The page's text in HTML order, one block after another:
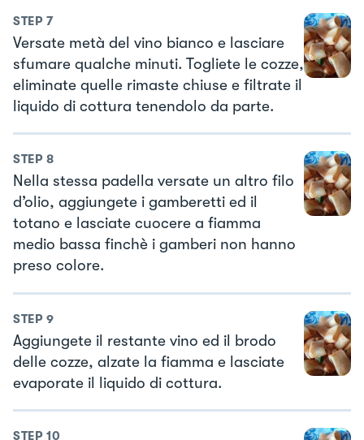
STEP 7
Versate metà del vino bianco e lasciare
sfumare qualche minuti. Togliete le cozze,
eliminate quelle rimaste chiuse e filtrate il
liquido di cottura tenendolo da parte.
STEP 8
Nella stessa padella versate un altro filo
d’olio, aggiungete i gamberetti ed il
totano e lasciate cuocere a fiamma
medio bassa finchè i gamberi non hanno
preso colore.
STEP 9
Aggiungete il restante vino ed il brodo
delle cozze, alzate la fiamma e lasciate
evaporate il liquido di cottura.
STEP 10